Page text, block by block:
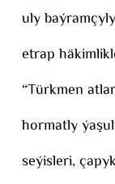
uly
etrap
“Türkmen
hormatly
seýisleri,